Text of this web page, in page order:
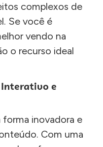
complexos de
Se você é
vendo na
o recurso ideal
e
forma inovadora e
Com uma